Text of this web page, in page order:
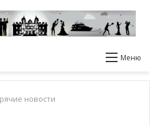
Меню
новости